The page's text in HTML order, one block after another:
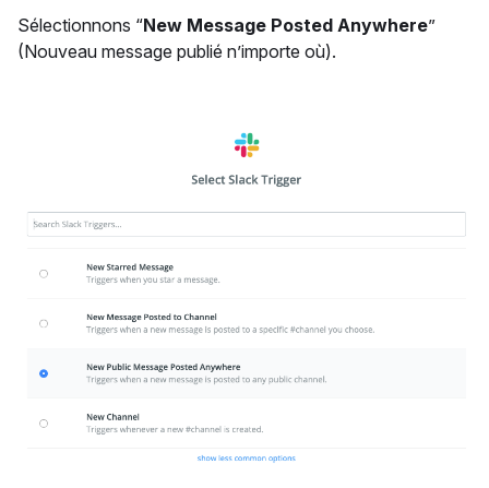
Sélectionnons “New Message Posted Anywhere”
(Nouveau message publié n’importe où).